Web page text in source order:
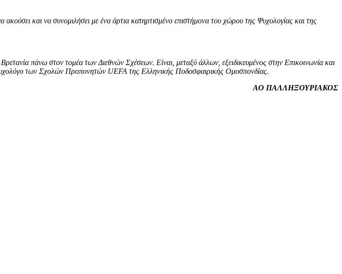
και να συνομιλήσει με ένα άρτια κατηρτισμένο επιστήμονα του χώρου της Ψυχολογίας και της
πάνω στον τομέα των Διεθνών Σχέσεων. Είναι, μεταξύ άλλων, εξειδικευμένος στην Επικοινωνία και
των Σχολών Προπονητών UEFA της Ελληνικής Ποδοσφαιρικής Ομοσπονδίας.
ΑΟ ΠΑΛΛΗΞΟΥΡΙΑΚΟΣ